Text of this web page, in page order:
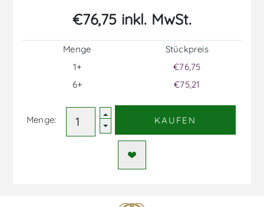
€76,75 inkl. MwSt.
Menge
1+
6+
Stückpreis
€76,75
€75,21
Menge: KAUFEN